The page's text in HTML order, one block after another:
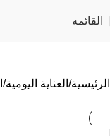
القائمه
الرئيسية العناية اليومية